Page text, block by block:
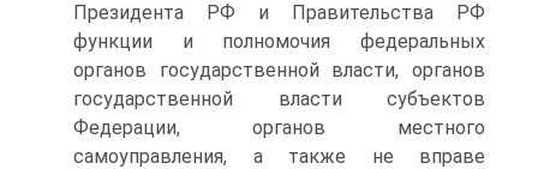
Президента РФ и Правительства РФ
функции и полномочия федеральных
органов государственной власти, органов
государственной власти субъектов
Федерации, органов местного
самоуправления, а также не вправе